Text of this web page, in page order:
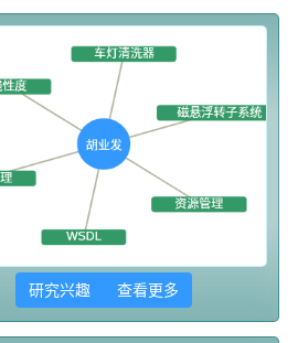
研究兴趣 查看更多